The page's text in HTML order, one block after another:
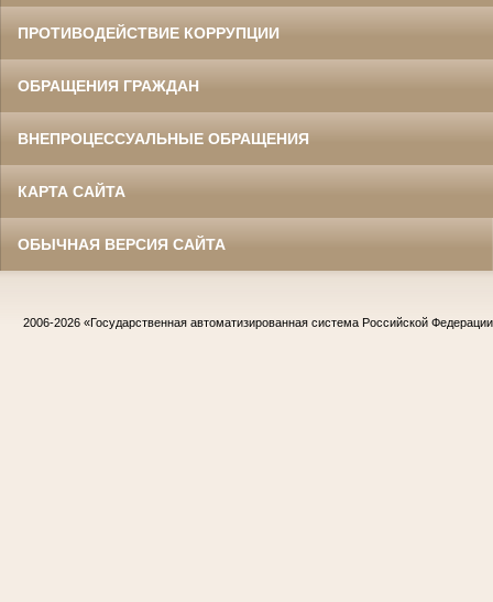
ПРОТИВОДЕЙСТВИЕ КОРРУПЦИИ
ОБРАЩЕНИЯ ГРАЖДАН
ВНЕПРОЦЕССУАЛЬНЫЕ ОБРАЩЕНИЯ
КАРТА САЙТА
ОБЫЧНАЯ ВЕРСИЯ САЙТА
2006-2026 «Государственная автоматизированная система Российской